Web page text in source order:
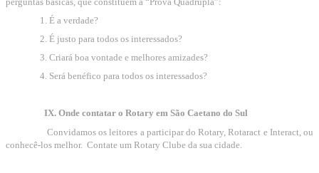
1. É a verdade?
2. É justo para todos os interessados?
3. Criará boa vontade e melhores amizades?
4. Será benéfico para todos os interessados?
IX. Onde contatar o Rotary em São Caetano do Sul
Convidamos os leitores a participar do Rotary, Rotaract e Interact, ou
conhecê-los melhor. Contate um Rotary Clube da sua cidade.